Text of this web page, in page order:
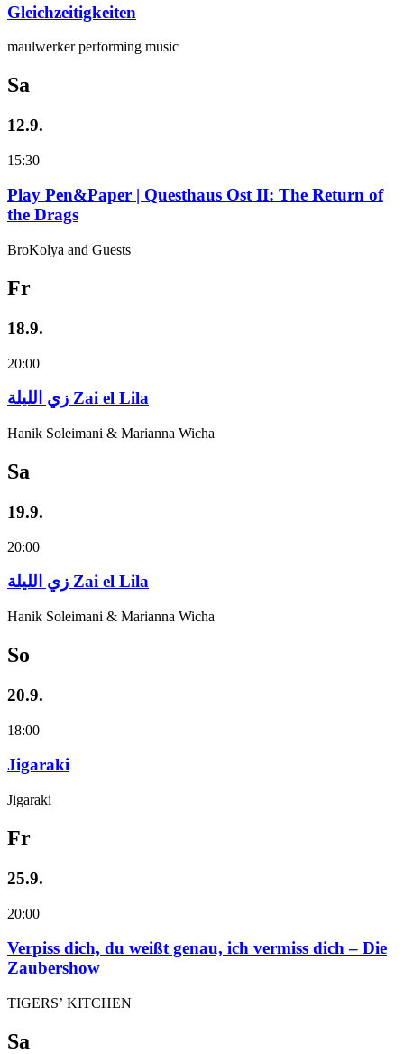
Gleichzeitigkeiten
maulwerker performing music
Sa
12.9.
15:30
Play Pen&Paper | Questhaus Ost II: The Return of
the Drags
BroKolya and Guests
Fr
18.9.
20:00
زي‌ اللیلة Zai el Lila
Hanik Soleimani & Marianna Wicha
Sa
19.9.
20:00
زي‌ اللیلة Zai el Lila
Hanik Soleimani & Marianna Wicha
So
20.9.
18:00
Jigaraki
Jigaraki
Fr
25.9.
20:00
Verpiss dich, du weißt genau, ich vermiss dich – Die
Zaubershow
TIGERS’ KITCHEN
Sa